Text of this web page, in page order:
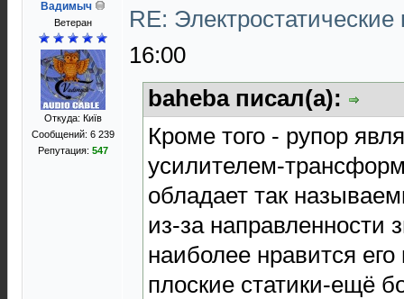
Вадимыч
Ветеран
Откуда: Київ
Сообщений: 6 239
Репутация: 547
RE:
16:00
baheba писал(а):
Кроме того - рупор
усилителем-
обладает так
из-за направленности
наиболее нравится
плоские статики-ещё